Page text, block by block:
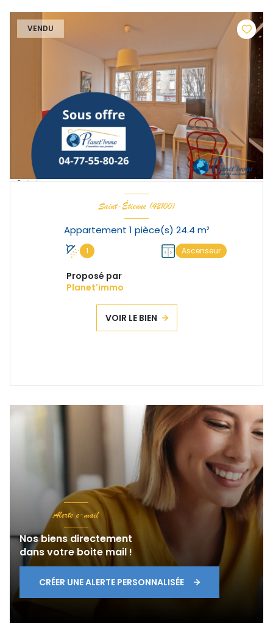
VENDU
Saint-Étienne (42100)
Appartement 1 pièce(s) 24.4 m²
1 Ascenseur
Proposé par
Planet'immo
VOIR LE BIEN
Alerte e-mail
Nos biens directement
dans votre boite mail !
CRÉER UNE ALERTE PERSONNALISÉE